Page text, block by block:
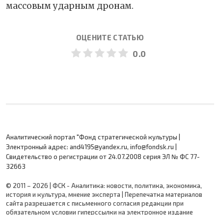
массовым ударным дронам.
ОЦЕНИТЕ СТАТЬЮ
0.0
Аналитический портал "Фонд стратегической культуры |
Электронный адрес: and4195@yandex.ru, info@fondsk.ru |
Cвидетельство о регистрации от 24.07.2008 серия ЭЛ № ФС 77-
32663
© 2011 – 2026 | ФСК - Аналитика: новости, политика, экономика,
история и культура, мнение эксперта | Перепечатка материалов
сайта разрешается с письменного согласия редакции при
обязательном условии гиперссылки на электронное издание